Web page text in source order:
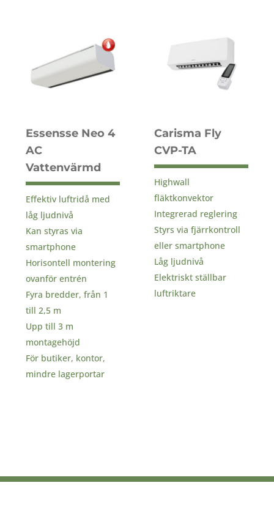
Essensse Neo 4
AC
Vattenvärmd
Effektiv luftridå med
låg ljudnivå
Kan styras via
smartphone
Horisontell montering
ovanför entrén
Fyra bredder, från 1
till 2,5 m
Upp till 3 m
montagehöjd
För butiker, kontor,
mindre lagerportar
Carisma Fly
CVP-TA
Highwall
fläktkonvektor
Integrerad reglering
Styrs via fjärrkontroll
eller smartphone
Låg ljudnivå
Elektriskt ställbar
luftriktare